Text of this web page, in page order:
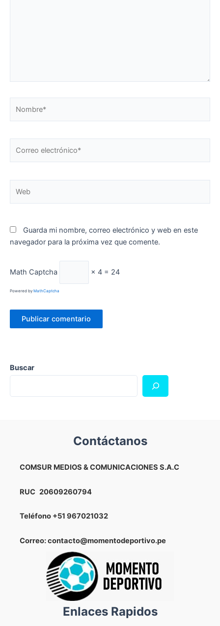
electrónico*
Guarda mi nombre, correo electrónico y web en este
navegador para la próxima vez que comente.
Math Captcha × 4 = 24
Powered by MathCaptcha
Buscar
Contáctanos
COMSUR MEDIOS & COMUNICACIONES S.A.C
RUC 20609260794
Teléfono +51 967021032
Correo: contacto@momentodeportivo.pe
Enlaces Rapidos